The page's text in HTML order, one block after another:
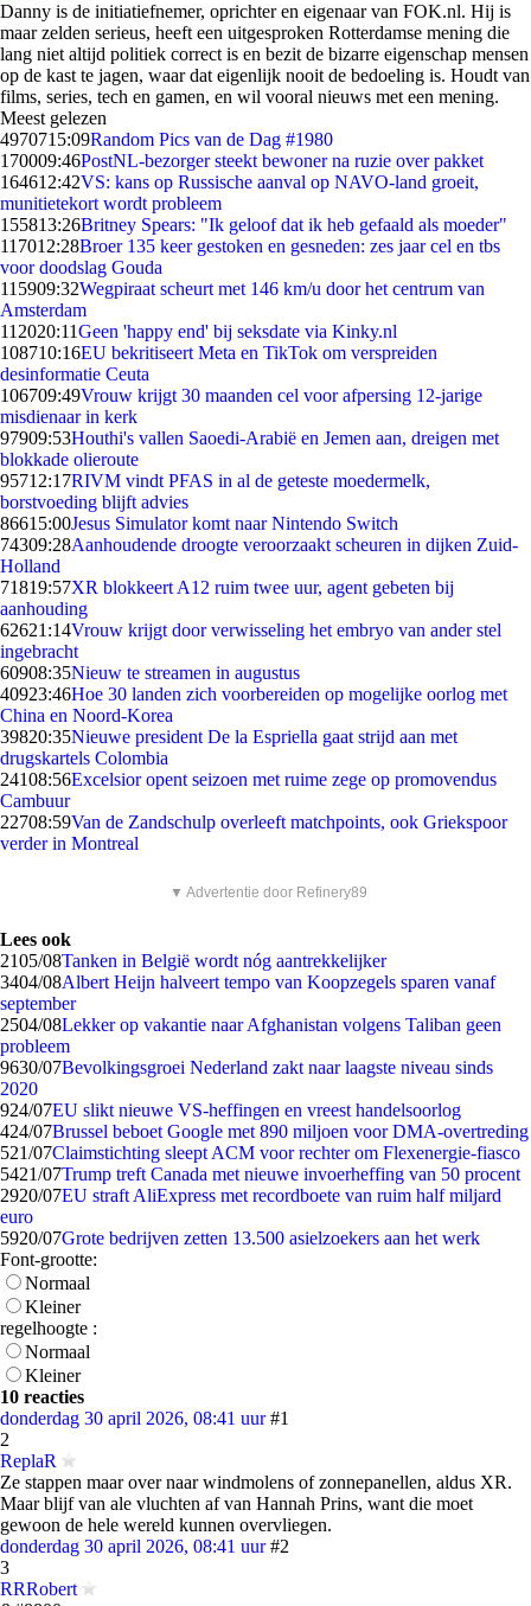
Danny is de initiatiefnemer, oprichter en eigenaar van FOK.nl. Hij is
maar zelden serieus, heeft een uitgesproken Rotterdamse mening die
lang niet altijd politiek correct is en bezit de bizarre eigenschap mensen
op de kast te jagen, waar dat eigenlijk nooit de bedoeling is. Houdt van
films, series, tech en gamen, en wil vooral nieuws met een mening.
Meest gelezen
4970715:09Random Pics van de Dag #1980
170009:46PostNL-bezorger steekt bewoner na ruzie over pakket
164612:42VS: kans op Russische aanval op NAVO-land groeit,
munitietekort wordt probleem
155813:26Britney Spears: "Ik geloof dat ik heb gefaald als moeder"
117012:28Broer 135 keer gestoken en gesneden: zes jaar cel en tbs
voor doodslag Gouda
115909:32Wegpiraat scheurt met 146 km/u door het centrum van
Amsterdam
112020:11Geen 'happy end' bij seksdate via Kinky.nl
108710:16EU bekritiseert Meta en TikTok om verspreiden
desinformatie Ceuta
106709:49Vrouw krijgt 30 maanden cel voor afpersing 12-jarige
misdienaar in kerk
97909:53Houthi's vallen Saoedi-Arabië en Jemen aan, dreigen met
blokkade olieroute
95712:17RIVM vindt PFAS in al de geteste moedermelk,
borstvoeding blijft advies
86615:00Jesus Simulator komt naar Nintendo Switch
74309:28Aanhoudende droogte veroorzaakt scheuren in dijken Zuid-
Holland
71819:57XR blokkeert A12 ruim twee uur, agent gebeten bij
aanhouding
62621:14Vrouw krijgt door verwisseling het embryo van ander stel
ingebracht
60908:35Nieuw te streamen in augustus
40923:46Hoe 30 landen zich voorbereiden op mogelijke oorlog met
China en Noord-Korea
39820:35Nieuwe president De la Espriella gaat strijd aan met
drugskartels Colombia
24108:56Excelsior opent seizoen met ruime zege op promovendus
Cambuur
22708:59Van de Zandschulp overleeft matchpoints, ook Griekspoor
verder in Montreal
▼ Advertentie door Refinery89
Lees ook
2105/08Tanken in België wordt nóg aantrekkelijker
3404/08Albert Heijn halveert tempo van Koopzegels sparen vanaf
september
2504/08Lekker op vakantie naar Afghanistan volgens Taliban geen
probleem
9630/07Bevolkingsgroei Nederland zakt naar laagste niveau sinds
2020
924/07EU slikt nieuwe VS-heffingen en vreest handelsoorlog
424/07Brussel beboet Google met 890 miljoen voor DMA-overtreding
521/07Claimstichting sleept ACM voor rechter om Flexenergie-fiasco
5421/07Trump treft Canada met nieuwe invoerheffing van 50 procent
2920/07EU straft AliExpress met recordboete van ruim half miljard
euro
5920/07Grote bedrijven zetten 13.500 asielzoekers aan het werk
Font-grootte:
Normaal
Kleiner
regelhoogte :
Normaal
Kleiner
10 reacties
donderdag 30 april 2026, 08:41 uur #1
2
ReplaR
Ze stappen maar over naar windmolens of zonnepanellen, aldus XR.
Maar blijf van ale vluchten af van Hannah Prins, want die moet
gewoon de hele wereld kunnen overvliegen.
donderdag 30 april 2026, 08:41 uur #2
3
RRRobert